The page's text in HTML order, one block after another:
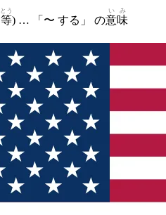
等
とう
) … 「〜 する」 の意味
いみ